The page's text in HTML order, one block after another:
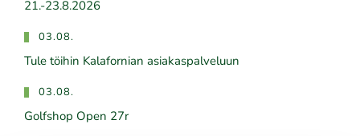
21.-23.8.2026
03.08.
Tule töihin Kalafornian asiakaspalveluun
03.08.
Golfshop Open 27r